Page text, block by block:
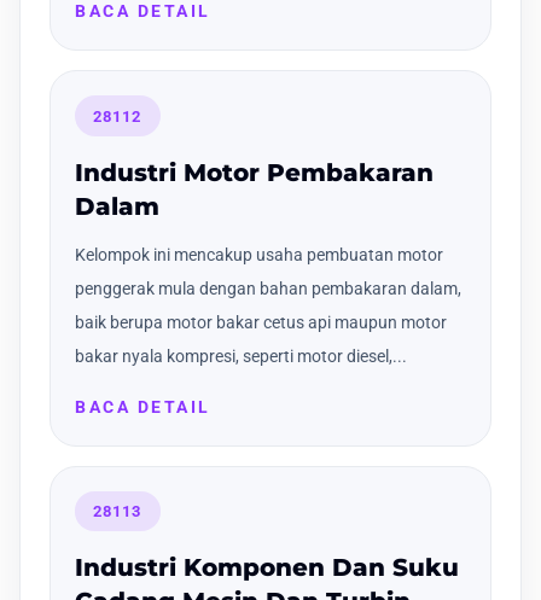
BACA DETAIL
28112
Industri Motor Pembakaran
Dalam
Kelompok ini mencakup usaha pembuatan motor
penggerak mula dengan bahan pembakaran dalam,
baik berupa motor bakar cetus api maupun motor
bakar nyala kompresi, seperti motor diesel,...
BACA DETAIL
28113
Industri Komponen Dan Suku